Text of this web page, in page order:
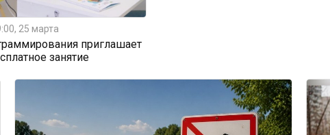
25 марта
приглашает
занятие